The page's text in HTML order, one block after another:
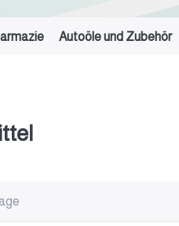
Autoöle und Zubehör